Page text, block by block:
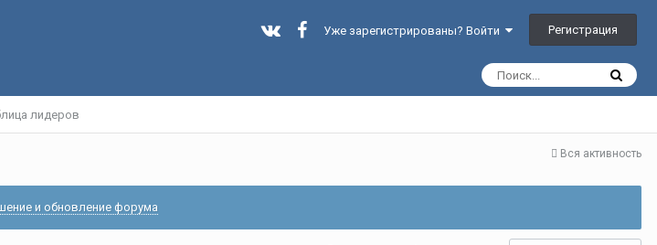
Уже зарегистрированы? Войти Регистрация
лидеров
Вся активность
и обновление форума